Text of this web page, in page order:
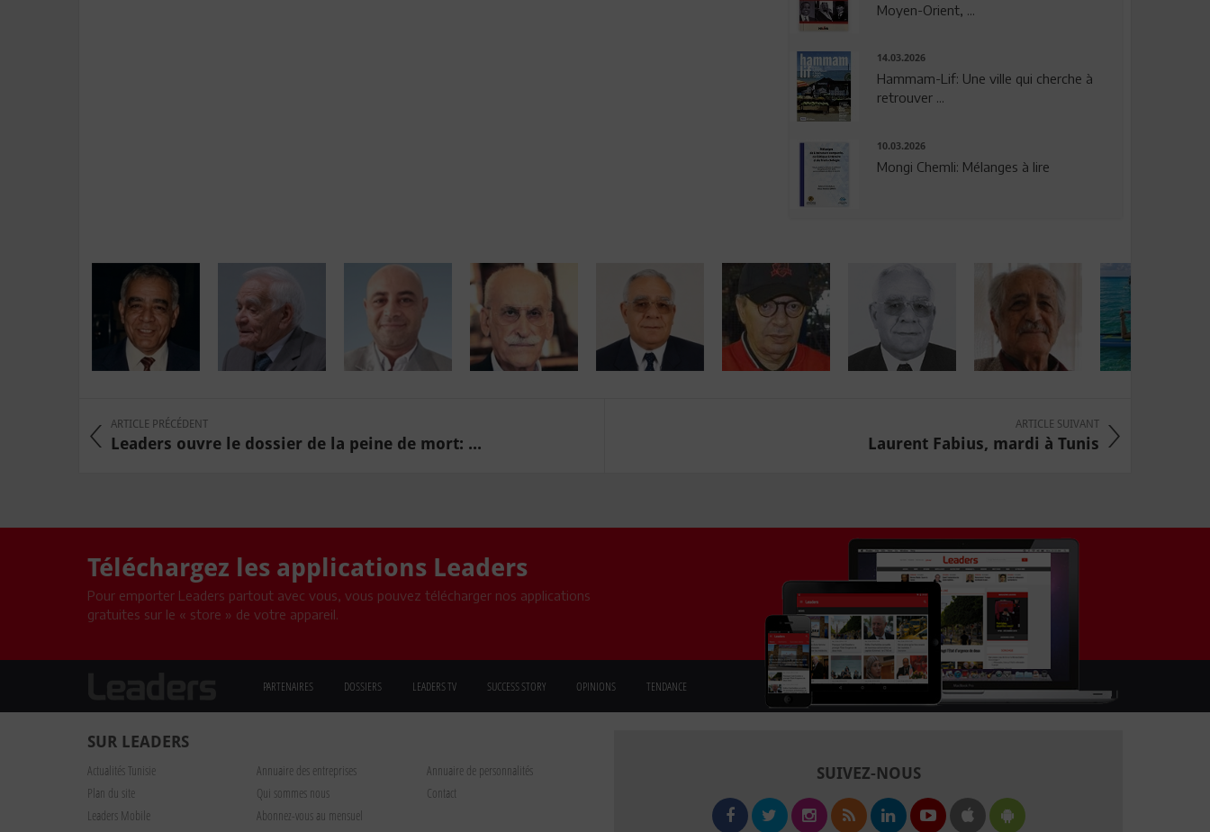
Moyen-Orient, ...
14.03.2026
Hammam-Lif: Une ville qui cherche à
retrouver ...
10.03.2026
Mongi Chemli: Mélanges à lire
ARTICLE PRÉCÉDENT
Leaders ouvre le dossier de la peine de mort: ...
ARTICLE SUIVANT
Laurent Fabius, mardi à Tunis
Téléchargez les applications Leaders
Pour emporter Leaders partout avec vous, vous pouvez télécharger nos applications
gratuites sur le « store » de votre appareil.
PARTENAIRES DOSSIERS LEADERS TV SUCCESS STORY OPINIONS TENDANCE
SUR LEADERS
Actualités Tunisie Annuaire des entreprises
Annuaire de personnalités
Plan du site
Qui sommes nous
Contact
Leaders Mobile
Abonnez-vous au mensuel
SUIVEZ-NOUS